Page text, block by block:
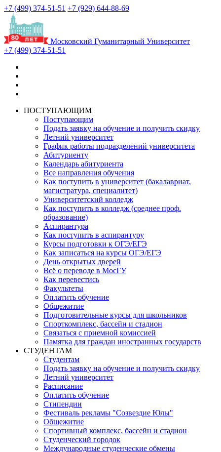
+7 (499) 374-51-51 +7 (929) 644-88-69
Московский Гуманитарный Университет
+7 (499) 374-51-51
ПОСТУПАЮЩИМ
Поступающим
Подать заявку на обучение и получить скидку
Летний университет
График работы подразделений университета
Абитуриенту
Календарь абитуриента
Все направления обучения
Как поступить в университет (бакалавриат,
магистратура, специалитет)
Университетский колледж
Как поступить в колледж (среднее проф.
образование)
Аспирантура
Как поступить в аспирантуру
Курсы подготовки к ОГЭ/ЕГЭ
Как записаться на курсы ОГЭ/ЕГЭ
День открытых дверей
Всё о переводе в МосГУ
Как перевестись
Факультеты
Оплатить обучение
Общежитие
Подготовительные курсы для школьников
Спорткомплекс, бассейн и стадион
Связаться с приемной комиссией
Памятка для граждан иностранных государств
СТУДЕНТАМ
Студентам
Подать заявку на обучение и получить скидку
Летний университет
Расписание
Оплатить обучение
Стипендии
Фестиваль рекламы "Созвездие Юлы"
Общежитие
Спортивный комплекс, бассейн и стадион
Студенческий городок
Международные студенческие обмены